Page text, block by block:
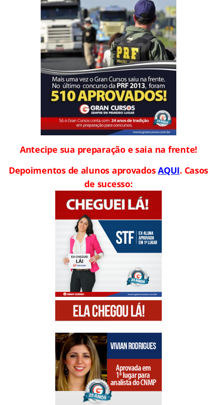
Antecipe sua preparação e saia na frente!
Depoimentos de alunos aprovadosAQUI. Casos
de sucesso: